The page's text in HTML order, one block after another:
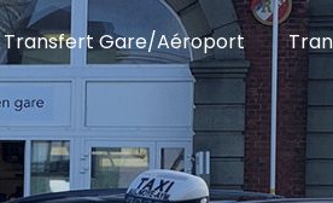
Transfert Gare/Aéroport